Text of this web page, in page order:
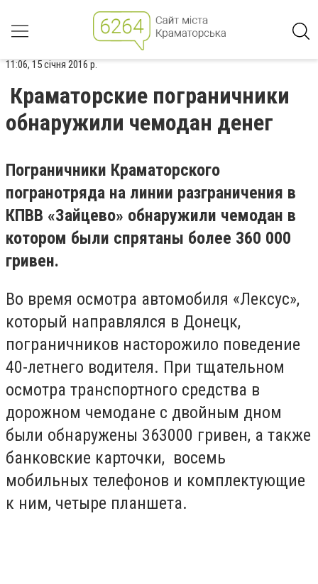
11:06, 15 січня 2016 р.
Краматорские пограничники
обнаружили чемодан денег
Пограничники Краматорского
погранотряда на линии разграничения в
КПВВ «Зайцево» обнаружили чемодан в
котором были спрятаны более 360 000
гривен.
Во время осмотра автомобиля «Лексус»,
который направлялся в Донецк,
пограничников насторожило поведение
40-летнего водителя. При тщательном
осмотра транспортного средства в
дорожном чемодане с двойным дном
были обнаружены 363000 гривен, а также
банковские карточки, восемь
мобильных телефонов и комплектующие
к ним, четыре планшета.